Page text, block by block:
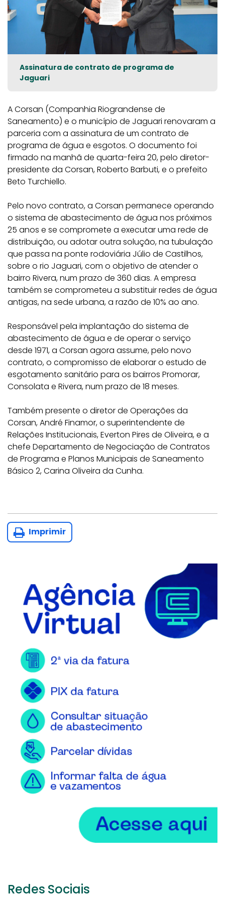
Assinatura de contrato de programa de
Jaguari
A Corsan (Companhia Riograndense de
Saneamento) e o município de Jaguari renovaram a
parceria com a assinatura de um contrato de
programa de água e esgotos. O documento foi
firmado na manhã de quarta-feira 20, pelo diretor-
presidente da Corsan, Roberto Barbuti, e o prefeito
Beto Turchiello.
Pelo novo contrato, a Corsan permanece operando
o sistema de abastecimento de água nos próximos
25 anos e se compromete a executar uma rede de
distribuição, ou adotar outra solução, na tubulação
que passa na ponte rodoviária Júlio de Castilhos,
sobre o rio Jaguari, com o objetivo de atender o
bairro Rivera, num prazo de 360 dias. A empresa
também se comprometeu a substituir redes de água
antigas, na sede urbana, a razão de 10% ao ano.
Responsável pela implantação do sistema de
abastecimento de água e de operar o serviço
desde 1971, a Corsan agora assume, pelo novo
contrato, o compromisso de elaborar o estudo de
esgotamento sanitário para os bairros Promorar,
Consolata e Rivera, num prazo de 18 meses.
Também presente o diretor de Operações da
Corsan, André Finamor, o superintendente de
Relações Institucionais, Everton Pires de Oliveira, e a
chefe Departamento de Negociação de Contratos
de Programa e Planos Municipais de Saneamento
Básico 2, Carina Oliveira da Cunha.
Imprimir
Redes Sociais